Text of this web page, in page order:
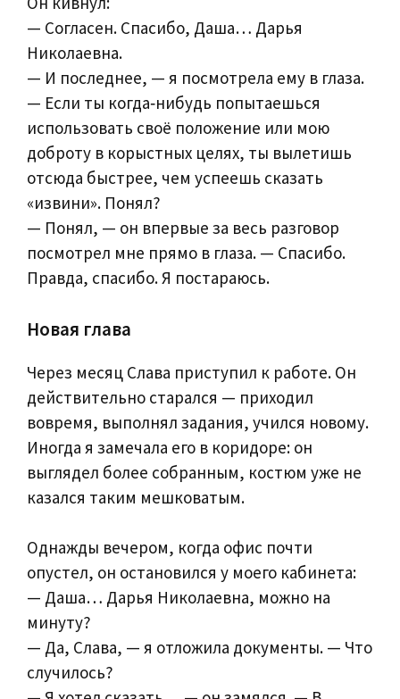
— Согласен. Спасибо, Даша… Дарья
Николаевна.
— И последнее, — я посмотрела ему в глаза.
— Если ты когда‑нибудь попытаешься
использовать своё положение или мою
доброту в корыстных целях, ты вылетишь
отсюда быстрее, чем успеешь сказать
«извини». Понял?
— Понял, — он впервые за весь разговор
посмотрел мне прямо в глаза. — Спасибо.
Правда, спасибо. Я постараюсь.
Новая глава
Через месяц Слава приступил к работе. Он
действительно старался — приходил
вовремя, выполнял задания, учился новому.
Иногда я замечала его в коридоре: он
выглядел более собранным, костюм уже не
казался таким мешковатым.
Однажды вечером, когда офис почти
опустел, он остановился у моего кабинета:
— Даша… Дарья Николаевна, можно на
минуту?
— Да, Слава, — я отложила документы. — Что
случилось?